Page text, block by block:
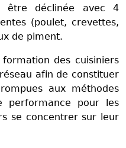
être déclinée avec 4
(poulet, crevettes,
de piment.
des cuisiniers
afin de constituer
aux méthodes
performance pour les
se concentrer sur leur